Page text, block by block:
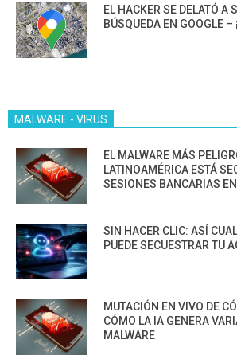
EL HACKER SE DELATÓ A
BÚSQUEDA EN GOOGLE –
MALWARE - VIRUS
EL MALWARE MÁS
LATINOAMÉRICA ESTÁ
SESIONES BANCARIAS
SIN HACER CLIC: ASÍ
PUEDE SECUESTRAR TU
MUTACIÓN EN VIVO DE
CÓMO LA IA GENERA
MALWARE